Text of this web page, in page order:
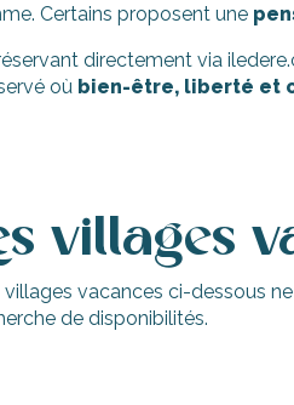
Certains proposent une
directement via
où bien-être, liberté et
- Saint-Martin-de-Ré
Ré La Blanche
- Artes Le Village
- VVF Ile de Ré Les
Odesia Vacances - Le
villages
villages vacances ci-dessous
de disponibilités.